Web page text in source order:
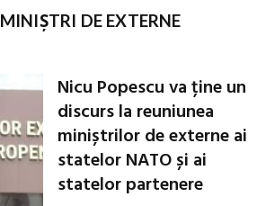
MINIȘTRI DE EXTERNE
Nicu Popescu va ține un
discurs la reuniunea
miniștrilor de externe ai
statelor NATO și ai
statelor partenere